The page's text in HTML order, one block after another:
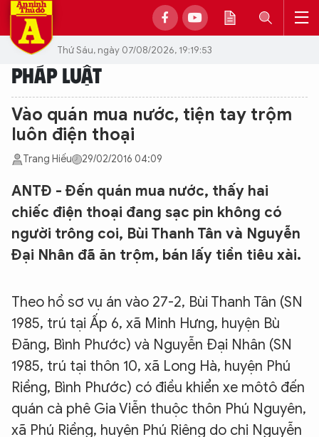
Thứ Sáu, ngày 07/08/2026, 19:19:53
PHÁP LUẬT
Vào quán mua nước, tiện tay trộm
luôn điện thoại
Trang Hiếu 29/02/2016 04:09
ANTĐ - Đến quán mua nước, thấy hai
chiếc điện thoại đang sạc pin không có
người trông coi, Bùi Thanh Tân và Nguyễn
Đại Nhân đã ăn trộm, bán lấy tiền tiêu xài.
Theo hồ sơ vụ án vào 27-2, Bùi Thanh Tân (SN
1985, trú tại Ấp 6, xã Minh Hưng, huyện Bù
Đăng, Bình Phước) và Nguyễn Đại Nhân (SN
1985, trú tại thôn 10, xã Long Hà, huyện Phú
Riềng, Bình Phước) có điều khiển xe môtô đến
quán cà phê Gia Viễn thuộc thôn Phú Nguyên,
xã Phú Riềng, huyện Phú Riêng do chị Nguyễn